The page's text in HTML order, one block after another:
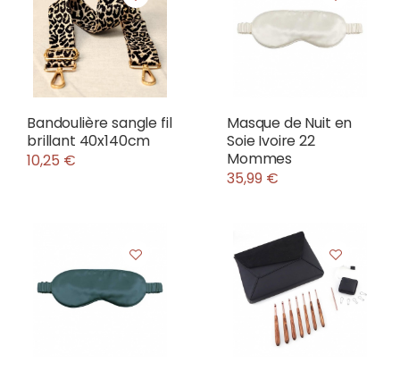
Bandoulière sangle fil
brillant 40x140cm
10,25 €
Masque de Nuit en
Soie Ivoire 22
Mommes
35,99 €